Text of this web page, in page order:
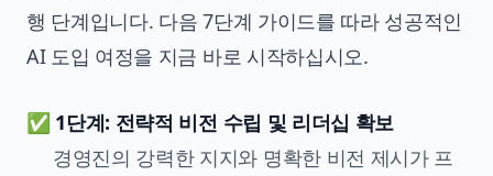
행 단계입니다. 다음 7단계 가이드를 따라 성공적인
AI 도입 여정을 지금 바로 시작하십시오.
✅ 1단계: 전략적 비전 수립 및 리더십 확보
경영진의 강력한 지지와 명확한 비전 제시가 프